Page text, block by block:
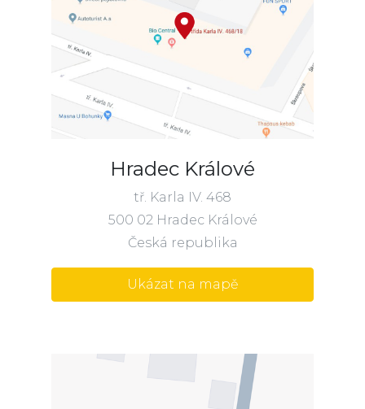
Hradec Králové
tř. Karla IV. 468
500 02 Hradec Králové
Česká republika
Ukázat na mapě